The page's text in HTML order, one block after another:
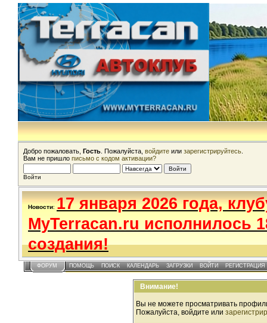
Добро пожаловать, Гость . Пожалуйста, войдите или зарегистрируйтесь
Вам не пришло письмо с кодом активации?
Войти
Новости: 17 января 2026 года,
MyTerracan.ru исполнилось
создания!
ФОРУМ ПОМОЩЬ ПОИСК КАЛЕНДАРЬ ЗАГРУЗКИ ВОЙТИ РЕГИСТРАЦИЯ
Внимание!
Вы не можете просматривать
Пожалуйста, войдите или